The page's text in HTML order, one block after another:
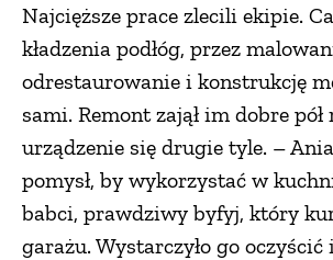
Najcięższe prace zlecili ekipie.
kładzenia podłóg, przez
odrestaurowanie i konstrukcję
sami. Remont zajął im dobre pół
urządzenie się drugie tyle. –
pomysł, by wykorzystać w
babci, prawdziwy byfyj, który
garażu. Wystarczyło go oczyścić